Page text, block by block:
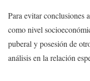
Para evitar conclusiones
como nivel
puberal y posesión de
análisis en la relación